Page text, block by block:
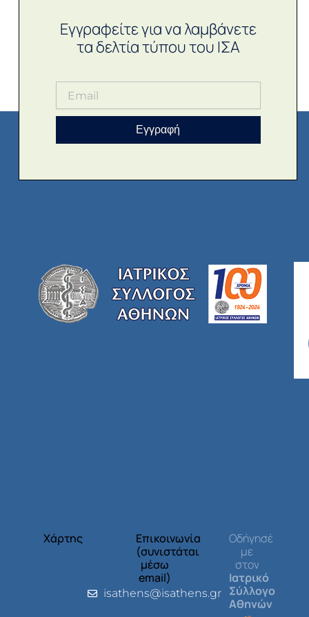
Εγγραφείτε για να λαμβάνετε
τα δελτία τύπου του ΙΣΑ
Εγγραφή
Χάρτης
Επικοινωνία
(συνιστάται
μέσω
email)
isathens@isathens.gr
Οδήγησέ
με
στον
Ιατρικό
Σύλλογο
Αθηνών